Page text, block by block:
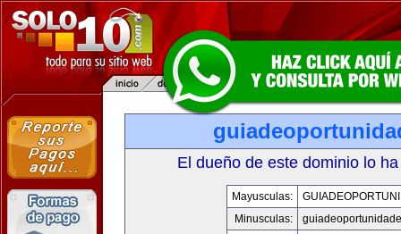
El dueño de este dominio lo
Mayusculas:
Minusculas: